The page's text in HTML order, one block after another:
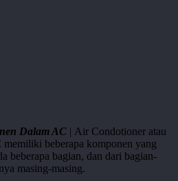
Dalam AC | Air Condotioner atau
memiliki beberapa komponen yang
beberapa bagian, dan dari bagian-
masing-masing.